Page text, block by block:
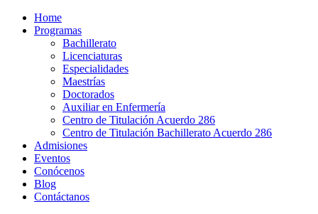
Home
Programas
Bachillerato
Licenciaturas
Especialidades
Maestrías
Doctorados
Auxiliar en Enfermería
Centro de Titulación Acuerdo 286
Centro de Titulación Bachillerato Acuerdo 286
Admisiones
Eventos
Conócenos
Blog
Contáctanos